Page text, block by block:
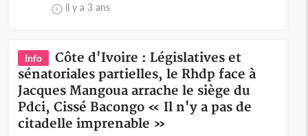
il y a 3 ans
Info
Côte d'Ivoire : Législatives et
sénatoriales partielles, le Rhdp face à
Jacques Mangoua arrache le siège du
Pdci, Cissé Bacongo « Il n'y a pas de
citadelle imprenable »